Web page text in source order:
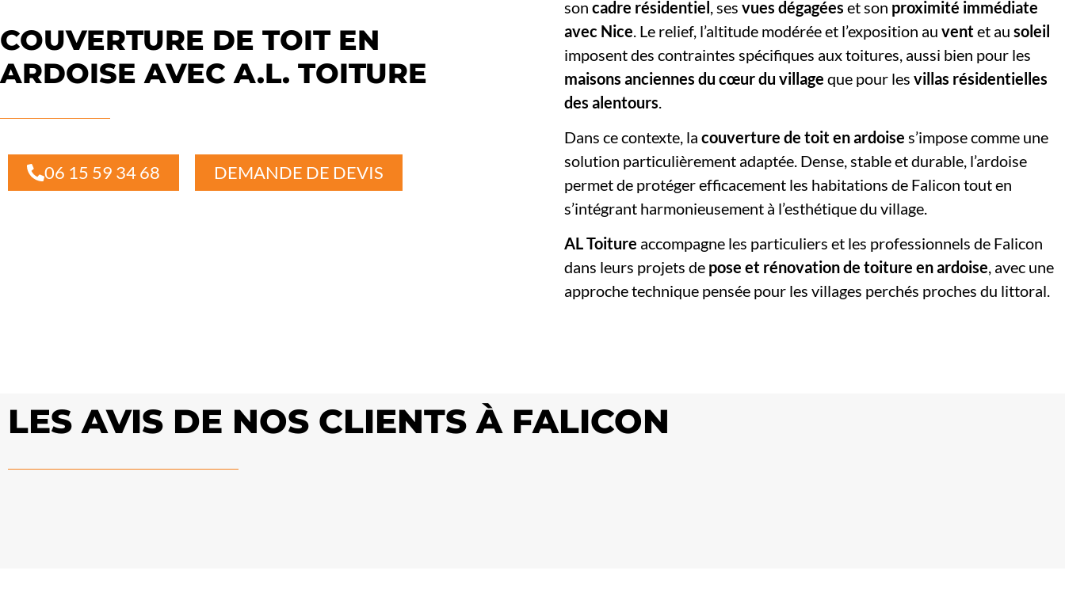
COUVERTURE DE TOIT EN
ARDOISE AVEC A.L. TOITURE
06 15 59 34 68 DEMANDE DE DEVIS
soncadre résidentiel , sesvues dégagées et son proximité immédiate
avec Nice . Le relief, l’altitude modérée et l’exposition auventet ausoleil
imposent des contraintes spécifiques aux toitures, aussi bien pour les
maisons anciennes du cœur du village que pour lesvillas résidentielles
des alentours
Dans ce contexte, lacouverture de toit en ardoise s’impose comme une
solution particulièrement adaptée. Dense, stable et durable, l’ardoise
permet de protéger efficacement les habitations de Falicon tout en
s’intégrant harmonieusement à l’esthétique du village.
AL Toiture accompagne les particuliers et les professionnels de Falicon
dans leurs projets de pose et rénovation de toiture en ardoise, avec une
approche technique pensée pour les villages perchés proches du littoral.
LES AVIS DE NOS CLIENTS À FALICON